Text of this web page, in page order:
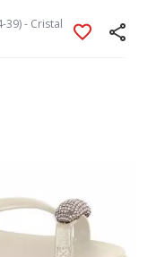
39) - Cristal